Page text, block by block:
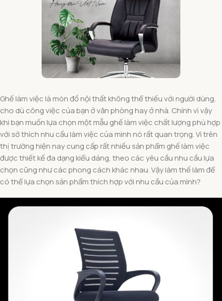
Ghế làm việc là món đồ nội thất không thể thiếu với người dùng,
cho dù công việc của bạn ở văn phòng hay ở nhà. Chính vì vậy
khi bạn muốn lựa chọn một mẫu ghế làm việc chất lượng phù hợp
với sở thích nhu cầu làm việc của mình nó rất quan trọng. Vì trên
thị trường hiện nay cung cấp rất nhiều sản phẩm ghế làm việc
được thiết kế đa dạng kiểu dáng, theo các yêu cầu nhu cầu lựa
chọn cũng như các phong cách khác nhau. Vậy làm thế làm để
có thể lựa chọn sản phẩm thích hợp với nhu cầu của mình?